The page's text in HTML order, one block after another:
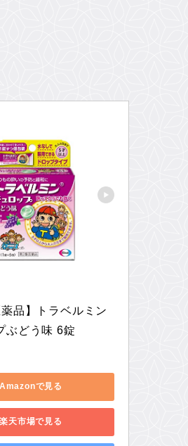
薬品】トラベルミン
ぶどう味 6錠
Amazonで見る
楽天市場で見る